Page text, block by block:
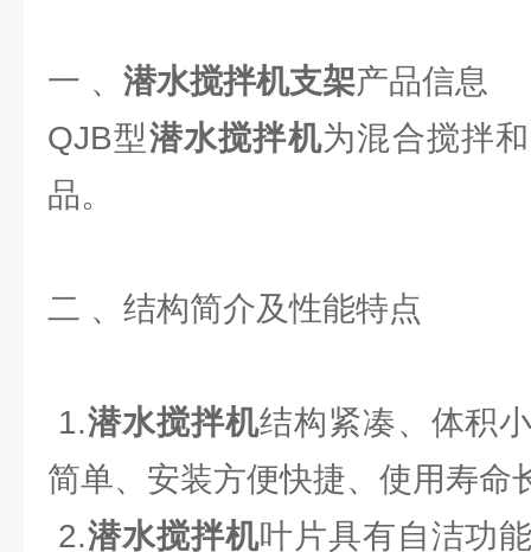
一 、 潜水搅拌机支架产品信息
QJB型潜水搅拌机为混合搅拌
品。
二 、结构简介及性能特点
1.潜水搅拌机结构紧凑、体积
简单、安装方便快捷、使用寿命
2.潜水搅拌机叶片具有自洁功